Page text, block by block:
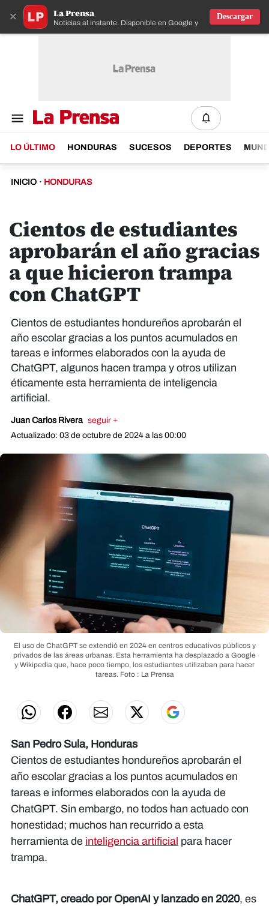
× La Prensa
Noticias al instante. Disponible en Google y IOS
Descargar
LO ÚLTIMO HONDURAS SUCESOS DEPORTES
INICIO · HONDURAS
Cientos de estudiantes
aprobarán el año gracias
a que hicieron trampa
con ChatGPT
Cientos de estudiantes hondureños aprobarán el
año escolar gracias a los puntos acumulados en
tareas e informes elaborados con la ayuda de
ChatGPT, algunos hacen trampa y otros utilizan
éticamente esta herramienta de inteligencia
artificial.
Juan Carlos Rivera seguir +
Actualizado: 03 de octubre de 2024 a las 00:00
El uso de ChatGPT se extendió en 2024 en centros educativos públicos y
privados de las áreas urbanas. Esta herramienta ha desplazado a Google
y Wikipedia que, hace poco tiempo, los estudiantes utilizaban para hacer
tareas. Foto : La Prensa
San Pedro Sula, Honduras
Cientos de estudiantes hondureños aprobarán el
año escolar gracias a los puntos acumulados en
tareas e informes elaborados con la ayuda de
ChatGPT. Sin embargo, no todos han actuado con
honestidad; muchos han recurrido a esta
herramienta de inteligencia artificial para hacer
trampa.
ChatGPT, creado por OpenAI y lanzado en 2020, es